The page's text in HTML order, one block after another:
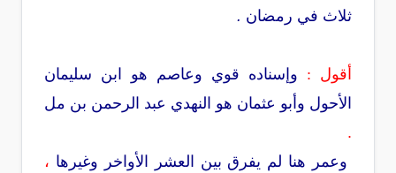
ثلاث في رمضان .
أقول : وإسناده قوي وعاصم هو ابن سليمان
الأحول وأبو عثمان هو النهدي عبد الرحمن بن مل
.
وعمر هنا لم يفرق بين العشر الأواخر وغيرها ،